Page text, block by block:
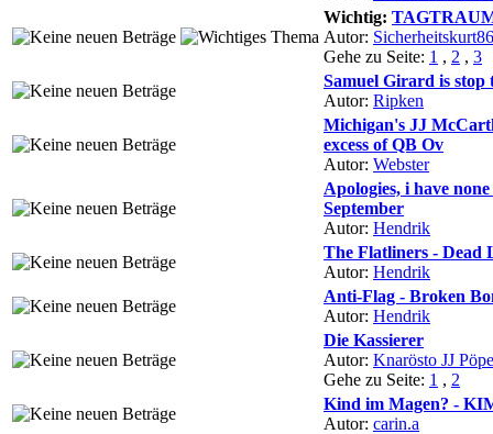
Wichtig:
Autor: Sicherheitskurt86
Gehe zu Seite: 1 , 2 , 3
Samuel Girard is
Autor: Ripken
Michigan's JJ
excess of QB Ov
Autor: Webster
Apologies, i have
September
Autor: Hendrik
The Flatliners - Dead
Autor: Hendrik
Anti-Flag - Broken
Autor: Hendrik
Die Kassierer
Autor: Knarösto JJ
Gehe zu Seite: 1 , 2
Kind im Magen? -
Autor: carin.a